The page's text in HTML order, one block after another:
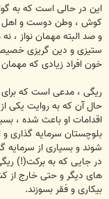
این در حالی است که به
کوش ، وطن دوست و اهل
و صد البته مهمان نواز
ستیزی و دین گریزی
خون افراد زیادی که
ریگی ، مدعی است که برای
حال آن که به روایت یکی
اقدامات او باعث شده ،
بلوچستان سرمایه گذاری
شوند و بسیاری از سرمایه
در جایی که به برکت(!)
های دیگر و حتی خارج از
بیکاری و فقر بسوزند.